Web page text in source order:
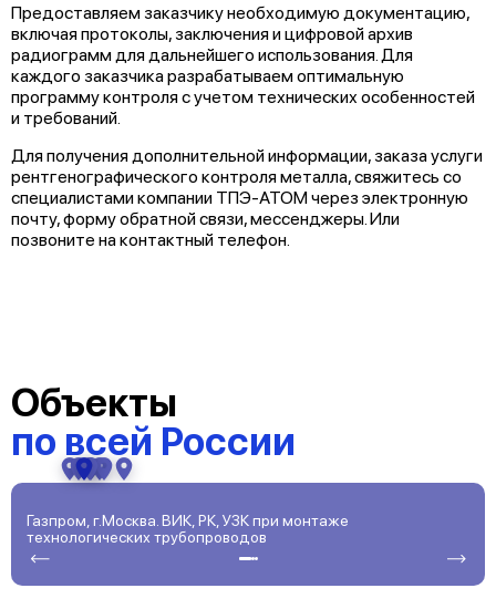
Предоставляем заказчику необходимую документацию,
включая протоколы, заключения и цифровой архив
радиограмм для дальнейшего использования. Для
каждого заказчика разрабатываем оптимальную
программу контроля с учетом технических особенностей
и требований.
Для получения дополнительной информации, заказа услуги
рентгенографического контроля металла, свяжитесь со
специалистами компании ТПЭ-АТОМ через электронную
почту, форму обратной связи, мессенджеры. Или
позвоните на контактный телефон.
Объекты
по всей России
Газпром, г.Москва. ВИК, РК, УЗК при монтаже
технологических трубопроводов